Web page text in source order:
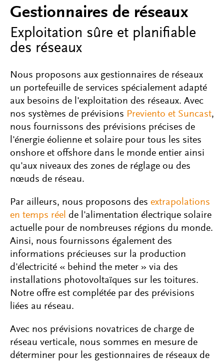
Gestionnaires de réseaux
Exploitation sûre et planifiable
des réseaux
Nous proposons aux gestionnaires de réseaux
un portefeuille de services spécialement adapté
aux besoins de l'exploitation des réseaux. Avec
nos systèmes de prévisions Previento et Suncast,
nous fournissons des prévisions précises de
l'énergie éolienne et solaire pour tous les sites
onshore et offshore dans le monde entier ainsi
qu'aux niveaux des zones de réglage ou des
nœuds de réseau.
Par ailleurs, nous proposons des extrapolations
en temps réel de l'alimentation électrique solaire
actuelle pour de nombreuses régions du monde.
Ainsi, nous fournissons également des
informations précieuses sur la production
d'électricité « behind the meter » via des
installations photovoltaïques sur les toitures.
Notre offre est complétée par des prévisions
liées au réseau.
Avec nos prévisions novatrices de charge de
réseau verticale, nous sommes en mesure de
déterminer pour les gestionnaires de réseaux de